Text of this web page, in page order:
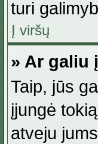
turi
Į viršų
» Ar galiu
Taip, jūs
įjungė
atveju